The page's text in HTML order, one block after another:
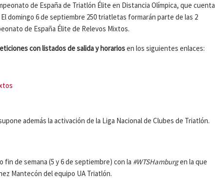
de España de Triatlón Élite en Distancia Olímpica, que cuenta
domingo 6 de septiembre 250 triatletas formarán parte de las 2
de España Élite de Relevos Mixtos.
con listados de salida y horariosen los siguientes enlaces:
además la activación de la Liga Nacional de Clubes de Triatlón.
de semana (5 y 6 de septiembre) con la #WTSHamburgen la que
Mantecón del equipo UA Triatlón.